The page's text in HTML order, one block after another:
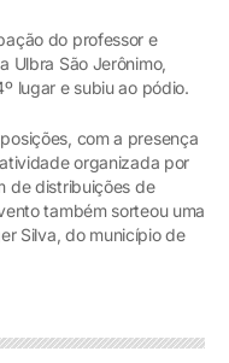
do professor e
Ulbra São Jerônimo,
lugar e subiu ao pódio.
com a presença
organizada por
de distribuições de
também sorteou uma
Silva, do município de